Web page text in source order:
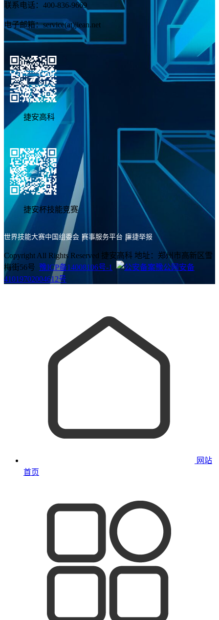
联系电话：400-836-9669
电子邮箱：service(at)jiean.net
捷安高科
捷安杯技能竞赛
世界技能大赛中国组委会 赛事服务平台 廉捷举报
Copyright All Rights Reserved 捷安高科 地址：郑州市高新区雪
梅街56号 豫ICP备14008106号-1
豫公网安备
41019702004612号
网站
首页